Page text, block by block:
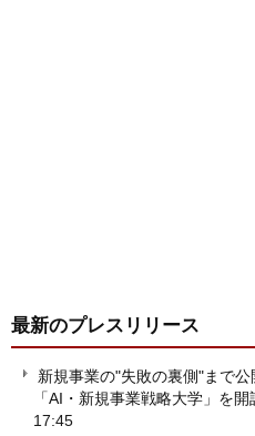
最新のプレスリリース
新規事業の"失敗の裏側"まで
「AI・新規事業戦略大学」を
17:45